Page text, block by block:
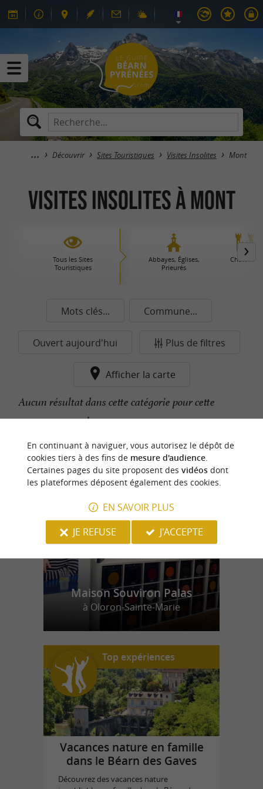
Découvrir Sites Touristiques Visites Insolites Mont
Visites Insolites à Mont
Tous les Sites
Touristiques
Abbayes, Églises,
Prieurés
Châteaux
Mots clés... Commune...
Ouvert aujourd'hui Plus de filtres
Afficher la carte
Aucun résultat dans cette catégorie pour cette
commune pour le moment...
n
o
t
r
e
c
o
u
p
d
e
c
o
e
u
r
Maison Souviron Palas
à Oloron-Sainte-Marie
Top expériences
Vacances nature en famille
dans le Béarn des Gaves
Découvrez des vacances nature
En continuant à naviguer, vous autorisez le dépôt de
cookies tiers à des fins de mesure d'audience.
Certaines pages du site proposent des vidéosdont
les plateformes déposent également des cookies.
EN SAVOIR PLUS
JE REFUSE
J'ACCEPTE